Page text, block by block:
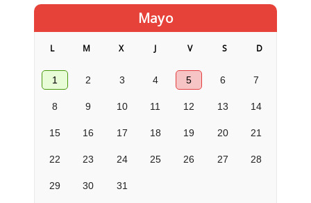
Mayo
L M X J V S D
1 2 3 4 5 6 7
8 9 10 11 12 13 14
15 16 17 18 19 20 21
22 23 24 25 26 27 28
29 30 31